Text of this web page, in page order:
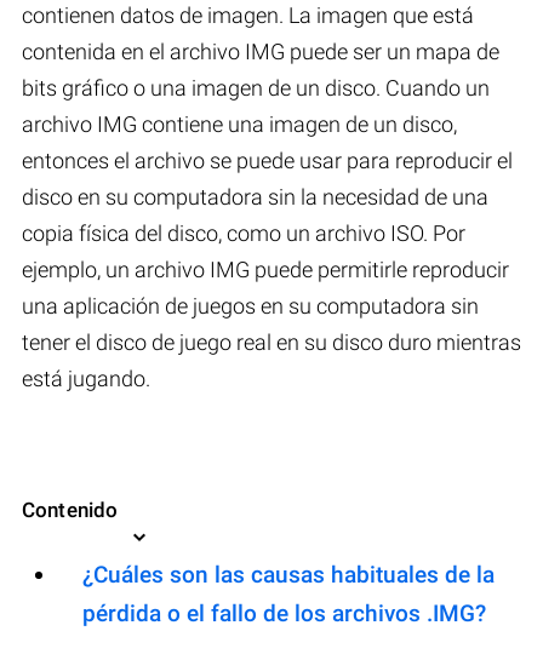
contienen datos de imagen. La imagen que está
contenida en el archivo IMG puede ser un mapa de
bits gráfico o una imagen de un disco. Cuando un
archivo IMG contiene una imagen de un disco,
entonces el archivo se puede usar para reproducir el
disco en su computadora sin la necesidad de una
copia física del disco, como un archivo ISO. Por
ejemplo, un archivo IMG puede permitirle reproducir
una aplicación de juegos en su computadora sin
tener el disco de juego real en su disco duro mientras
está jugando.
Contenido
¿Cuáles son las causas habituales de la
pérdida o el fallo de los archivos .IMG?